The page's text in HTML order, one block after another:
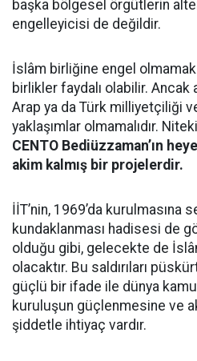
başka bölgesel örgütlerin
engelleyicisi de değildir.
İslâm birliğine engel
birlikler faydalı olabilir.
Arap ya da Türk milliyetçiliği ve
yaklaşımlar olmamalıdır.
CENTO Bediüzzaman’ın
akim kalmış bir projelerdir.
İİT’nin, 1969’da kurulmasına
kundaklanması hadisesi de
olduğu gibi, gelecekte de
olacaktır. Bu saldırıları
güçlü bir ifade ile dünya
kuruluşun güçlenmesine ve
şiddetle ihtiyaç vardır.